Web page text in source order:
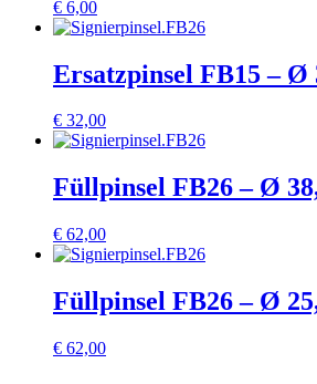
€ 6,00
Ersatzpinsel FB15 – Ø
€ 32,00
Füllpinsel FB26 – Ø
€ 62,00
Füllpinsel FB26 – Ø
€ 62,00